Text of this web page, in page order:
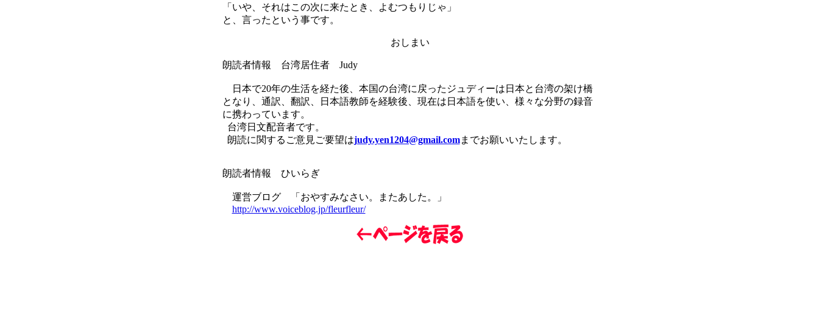
「いや、それはこの次に来たとき、よむつもりじゃ」
と、言ったという事です。
おしまい
朗読者情報 台湾居住者 Judy
日本で20年の生活を経た後、本国の台湾に戻ったジュディーは日本と台湾の架け橋
となり、通訳、翻訳、日本語教師を経験後、現在は日本語を使い、様々な分野の録音
に携わっています。
台湾日文配音者です。
朗読に関するご意見ご要望はjudy.yen1204@gmail.comまでお願いいたします。
朗読者情報 ひいらぎ
運営ブログ 「おやすみなさい。またあした。」
http://www.voiceblog.jp/fleurfleur/